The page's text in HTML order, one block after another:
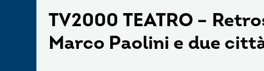
TV2000 TEATRO –
Marco Paolini e due